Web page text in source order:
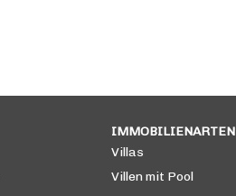
IMMOBILIENARTEN
Villas
Villen mit Pool